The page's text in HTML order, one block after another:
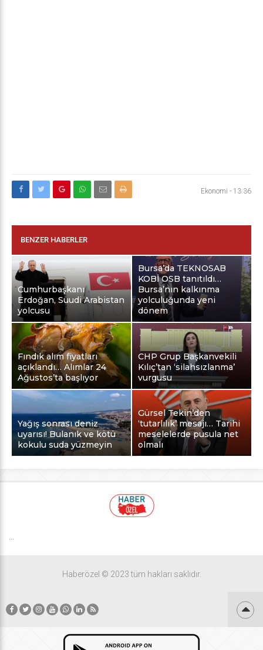
Ekonomi - 13:36
BENZER HABERLER
Cumhurbaşkanı
Erdoğan, Suudi Arabistan
yolcusu
Bursa’da TEKNOSAB
KOBİ OSB tanıtıldı…
Bursa’nın kalkınma
yolculuğunda yeni
dönem
Fındık alım fiyatları
açıklandı… Alımlar 24
Ağustos’ta başlıyor
CHP Grup Başkanvekili
Kılıç’tan ‘silahsızlanma’
vurgusu
Yağış sonrası deniz
uyarısı! Bulanık ve kötü
kokulu suda yüzmeyin
Gürsel Tekin’den
‘tutarlılık’ mesajı… Tarihi
meselelerde pusula net
olmalı
Haberözel © 2023 tüm hakları saklıdır.